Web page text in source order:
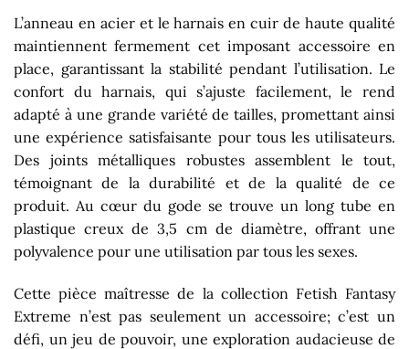
L’anneau en acier et le harnais en cuir de haute qualité
maintiennent fermement cet imposant accessoire en
place, garantissant la stabilité pendant l’utilisation. Le
confort du harnais, qui s’ajuste facilement, le rend
adapté à une grande variété de tailles, promettant ainsi
une expérience satisfaisante pour tous les utilisateurs.
Des joints métalliques robustes assemblent le tout,
témoignant de la durabilité et de la qualité de ce
produit. Au cœur du gode se trouve un long tube en
plastique creux de 3,5 cm de diamètre, offrant une
polyvalence pour une utilisation par tous les sexes.
Cette pièce maîtresse de la collection Fetish Fantasy
Extreme n’est pas seulement un accessoire; c’est un
défi, un jeu de pouvoir, une exploration audacieuse de